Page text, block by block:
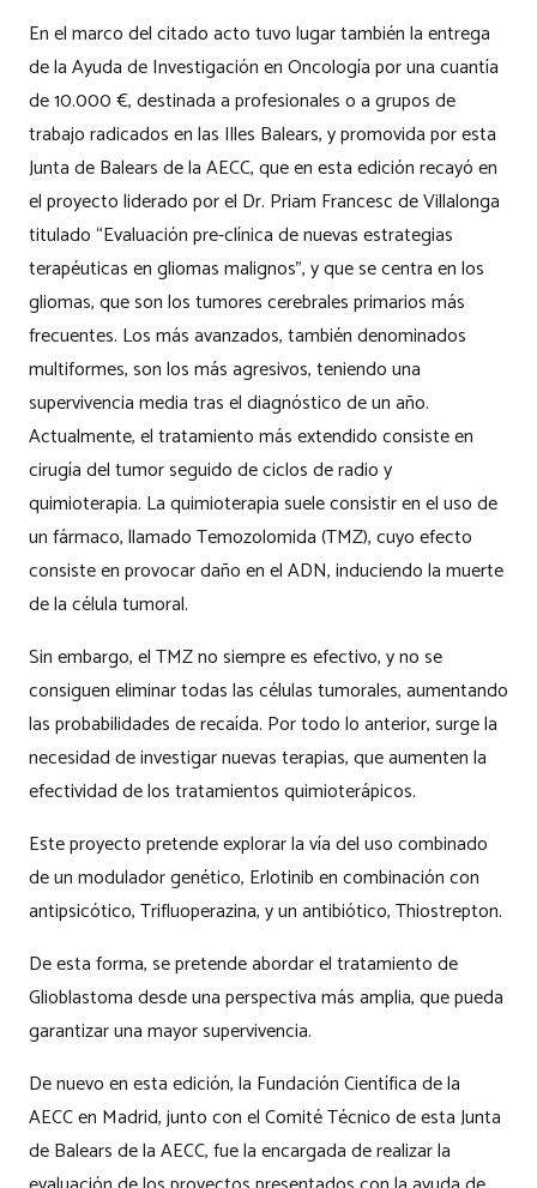
En el marco del citado acto tuvo lugar también la entrega
de la Ayuda de Investigación en Oncología por una cuantía
de 10.000 €, destinada a profesionales o a grupos de
trabajo radicados en las Illes Balears, y promovida por esta
Junta de Balears de la AECC, que en esta edición recayó en
el proyecto liderado por el Dr. Priam Francesc de Villalonga
titulado “Evaluación pre-clínica de nuevas estrategias
terapéuticas en gliomas malignos”, y que se centra en los
gliomas, que son los tumores cerebrales primarios más
frecuentes. Los más avanzados, también denominados
multiformes, son los más agresivos, teniendo una
supervivencia media tras el diagnóstico de un año.
Actualmente, el tratamiento más extendido consiste en
cirugía del tumor seguido de ciclos de radio y
quimioterapia. La quimioterapia suele consistir en el uso de
un fármaco, llamado Temozolomida (TMZ), cuyo efecto
consiste en provocar daño en el ADN, induciendo la muerte
de la célula tumoral.
Sin embargo, el TMZ no siempre es efectivo, y no se
consiguen eliminar todas las células tumorales, aumentando
las probabilidades de recaída. Por todo lo anterior, surge la
necesidad de investigar nuevas terapias, que aumenten la
efectividad de los tratamientos quimioterápicos.
Este proyecto pretende explorar la vía del uso combinado
de un modulador genético, Erlotinib en combinación con
antipsicótico, Trifluoperazina, y un antibiótico, Thiostrepton.
De esta forma, se pretende abordar el tratamiento de
Glioblastoma desde una perspectiva más amplia, que pueda
garantizar una mayor supervivencia.
De nuevo en esta edición, la Fundación Científica de la
AECC en Madrid, junto con el Comité Técnico de esta Junta
de Balears de la AECC, fue la encargada de realizar la